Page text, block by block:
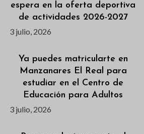
espera en la oferta deportiva
de actividades 2026-2027
3 julio, 2026
Ya puedes matricularte en
Manzanares El Real para
estudiar en el Centro de
Educación para Adultos
3 julio, 2026